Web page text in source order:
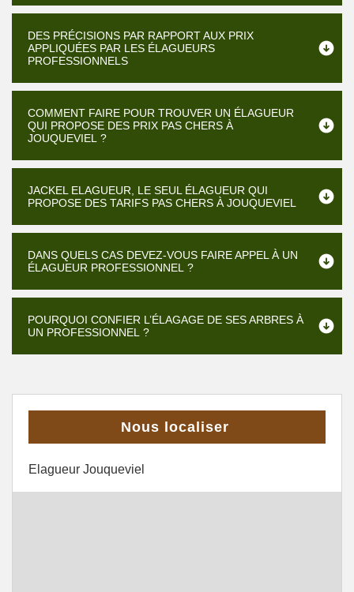
DES PRÉCISIONS PAR RAPPORT AUX PRIX
APPLIQUÉES PAR LES ÉLAGUEURS
PROFESSIONNELS
COMMENT FAIRE POUR TROUVER UN ÉLAGUEUR
QUI PROPOSE DES PRIX PAS CHERS À
JOUQUEVIEL ?
JACKEL ELAGUEUR, LE SEUL ÉLAGUEUR QUI
PROPOSE DES TARIFS PAS CHERS À JOUQUEVIEL
DANS QUELS CAS DEVEZ-VOUS FAIRE APPEL À UN
ÉLAGUEUR PROFESSIONNEL ?
POURQUOI CONFIER L’ÉLAGAGE DE SES ARBRES À
UN PROFESSIONNEL ?
Nous localiser
Elagueur Jouqueviel